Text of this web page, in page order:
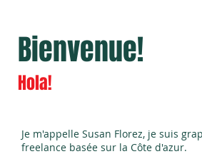
Bienvenue!
Hola!
Je m'appelle Susan Florez, je suis
freelance basée sur la Côte d'azur.